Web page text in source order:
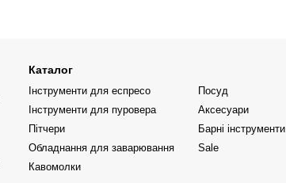
Каталог
Інструменти для еспресо
Інструменти для пуровера
Пітчери
Обладнання для заварювання
Кавомолки
Посуд
Аксесуари
Барні інструменти
Sale